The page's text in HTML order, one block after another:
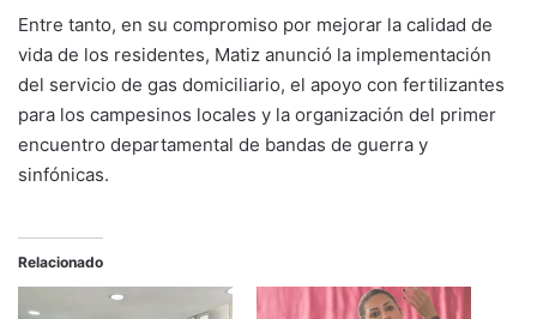
Entre tanto, en su compromiso por mejorar la calidad de
vida de los residentes, Matiz anunció la implementación
del servicio de gas domiciliario, el apoyo con fertilizantes
para los campesinos locales y la organización del primer
encuentro departamental de bandas de guerra y
sinfónicas.
Relacionado